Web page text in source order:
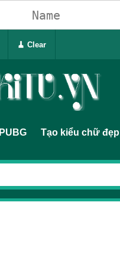
PUBG Tạo kiểu chữ đẹp
🧹 Clear